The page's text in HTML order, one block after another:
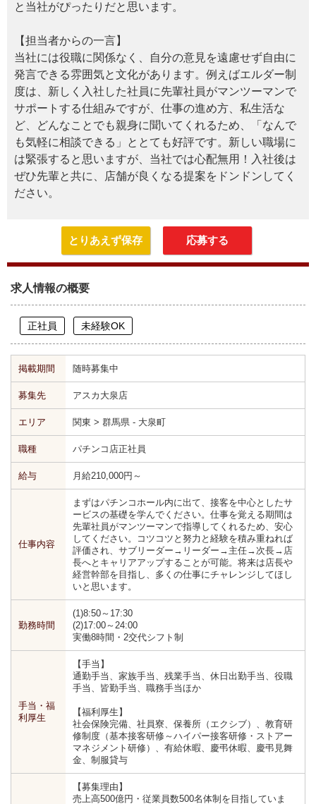
と当社がぴったりだと思います。
【担当者からの一言】
当社には役職に関係なく、自分の意見を遠慮せず自由に
発言できる雰囲気と文化があります。例えばエルダー制
度は、新しく入社した社員に先輩社員がマンツーマンで
サポートする仕組みですが、仕事の進め方、私生活な
ど、どんなことでも親身に聞いてくれるため、「なんで
も気軽に相談できる」ととても好評です。新しい職場に
は緊張すると思いますが、当社では心配無用！入社後は
ぜひ先輩と共に、店舗が良くなる提案をドンドンしてく
ださい。
とりあえず保存 応募する
求人情報の概要
正社員 未経験OK
掲載期間 随時募集中
募集先 アスカ大泉店
エリア 関東 > 群馬県 - 大泉町
職種 パチンコ店正社員
給与 月給210,000円～
仕事内容
まずはパチンコホール内に出て、接客を中心としたサ
ービスの基礎を学んでください。仕事を覚える期間は
先輩社員がマンツーマンで指導してくれるため、安心
してください。コツコツと努力と経験を積み重ねれば
評価され、サブリーダー→リーダー→主任→次長→店
長へとキャリアアップすることが可能。将来は店長や
経営幹部を目指し、多くの仕事にチャレンジしてほし
いと思います。
勤務時間
(1)8:50～17:30
(2)17:00～24:00
実働8時間・2交代シフト制
手当・福
利厚生
【手当】
通勤手当、家族手当、残業手当、休日出勤手当、役職
手当、皆勤手当、職務手当ほか
【福利厚生】
社会保険完備、社員寮、保養所（エクシブ）、教育研
修制度（基本接客研修～ハイパー接客研修・ストアー
マネジメント研修）、有給休暇、慶弔休暇、慶弔見舞
金、制服貸与
【募集理由】
売上高500億円・従業員数500名体制を目指していま